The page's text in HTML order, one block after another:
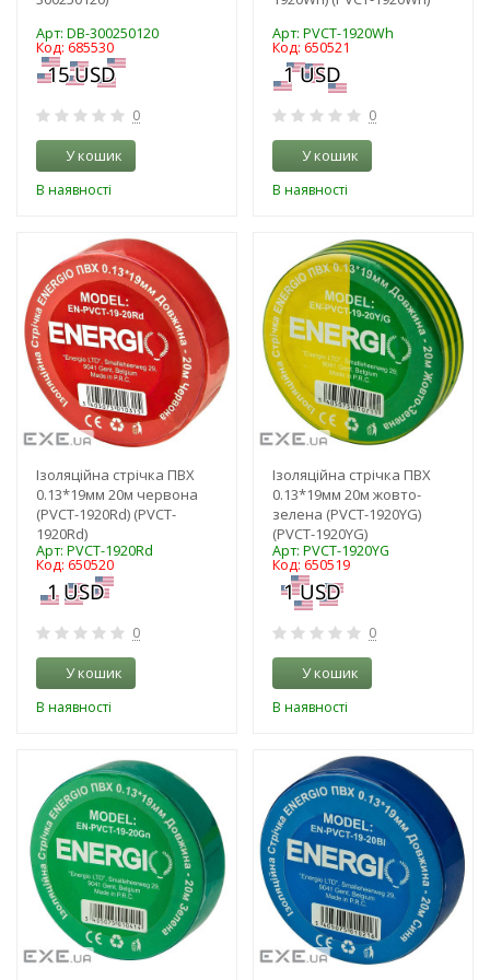
Арт: DB-300250120
Код: 685530
0
У кошик
В наявності
Арт: PVCT-1920Wh
Код: 650521
0
У кошик
В наявності
Ізоляційна стрічка ПВХ
0.13*19мм 20м червона
(PVCT-1920Rd) (PVCT-
1920Rd)
Арт: PVCT-1920Rd
Код: 650520
0
У кошик
В наявності
Ізоляційна стрічка ПВХ
0.13*19мм 20м жовто-
зелена (PVCT-1920YG)
(PVCT-1920YG)
Арт: PVCT-1920YG
Код: 650519
0
У кошик
В наявності